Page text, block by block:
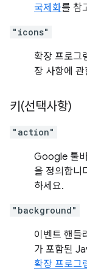
국제화를 참
"icons"
확장 프로그
장 사항에
키(선택사항)
"action"
Google 툴
을 정의합니
하세요.
"background"
이벤트 핸들
가 포함된
확장 프로그